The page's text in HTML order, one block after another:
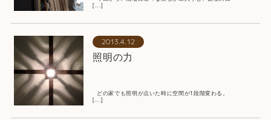
[...]
2013.4.12
照明の力
どの家でも照明が点いた時に空間が1段階変わる。
[...]